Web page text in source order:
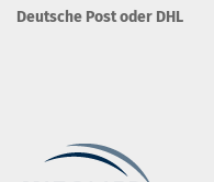
Deutsche Post oder DHL